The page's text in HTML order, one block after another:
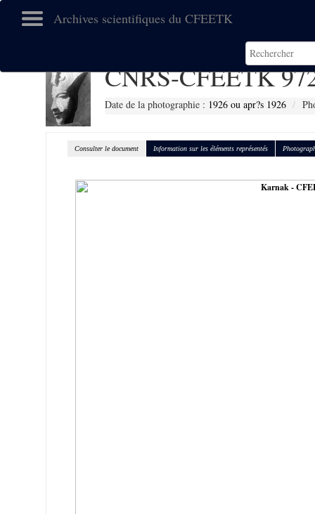
Archives scientifiques du CFEETK
CNRS-CFEETK
Date de la photographie : 1926 ou apr?s 1926
Consulter le document Information sur les éléments représentés